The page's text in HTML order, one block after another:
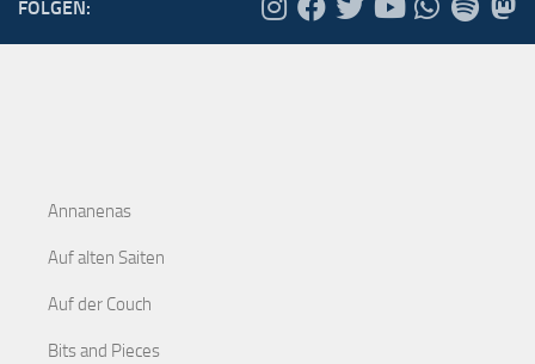
FOLGEN:
Annanenas
Auf alten Saiten
Auf der Couch
Bits and Pieces